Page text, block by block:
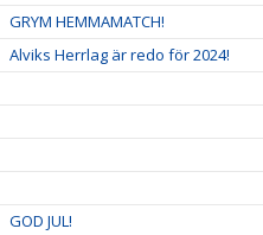
GRYM HEMMAMATCH!
Alviks Herrlag är redo för 2024!
GOD JUL!